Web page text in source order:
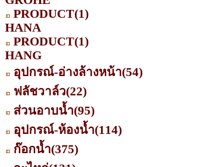
PRODUCT(1)
HANA
PRODUCT(1)
HANG
อุปกรณ์-อ่างล้างหน้า(54)
ฟลัชวาล์ว(22)
ส่วนอาบน้ำ(95)
อุปกรณ์-ห้องน้ำ(114)
ก๊อกน้ำ(375)